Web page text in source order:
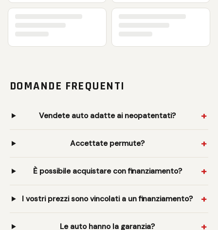
DOMANDE FREQUENTI
Vendete auto adatte ai neopatentati?
Accettate permute?
È possibile acquistare con finanziamento?
I vostri prezzi sono vincolati a un finanziamento?
Le auto hanno la garanzia?